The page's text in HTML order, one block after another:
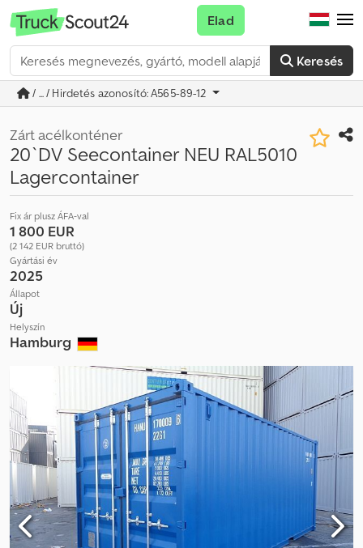
Keresés
Elad
/ ... / Hirdetés azonosító: A565-89-12
Zárt acélkonténer
20`DV Seecontainer NEU RAL5010
Lagercontainer
Fix ár plusz ÁFA-val
1 800 EUR
(2 142 EUR bruttó)
Gyártási év
2025
Állapot
Új
Helyszín
Hamburg